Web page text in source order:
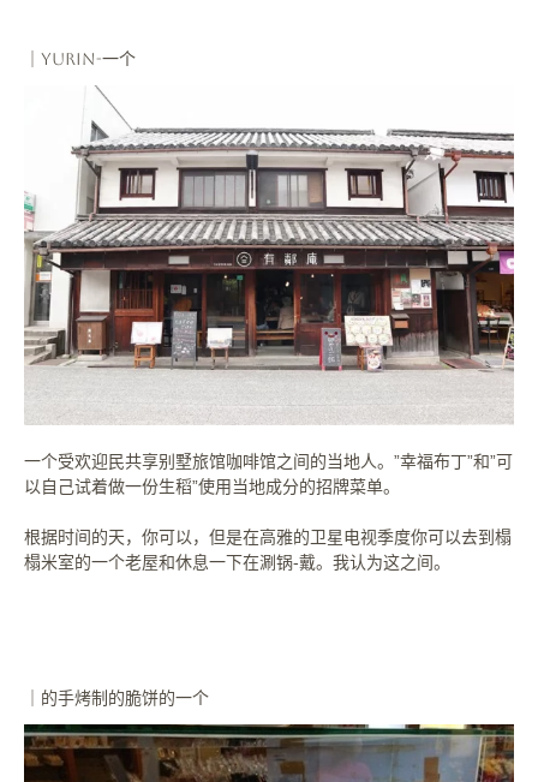
｜Yurin-一个
一个受欢迎民共享别墅旅馆咖啡馆之间的当地人。”幸福布丁”和”可
以自己试着做一份生稻”使用当地成分的招牌菜单。
根据时间的天，你可以，但是在高雅的卫星电视季度你可以去到榻
榻米室的一个老屋和休息一下在涮锅-戴。我认为这之间。
｜的手烤制的脆饼的一个